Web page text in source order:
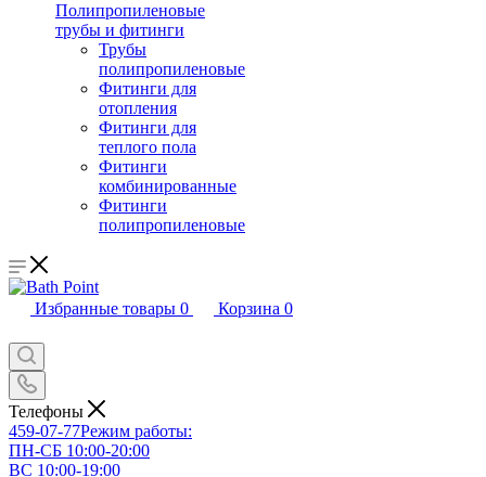
Полипропиленовые
трубы и фитинги
Трубы
полипропиленовые
Фитинги для
отопления
Фитинги для
теплого пола
Фитинги
комбинированные
Фитинги
полипропиленовые
Избранные товары 0 Корзина 0
Телефоны
459-07-77Режим работы:
ПН-СБ 10:00-20:00
ВС 10:00-19:00